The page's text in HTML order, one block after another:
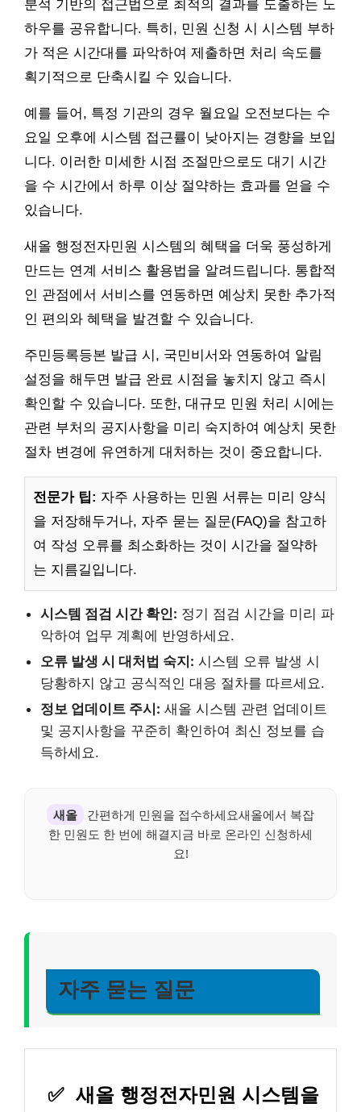
분석 기반의 접근법으로 최적의 결과를 도출하는 노
하우를 공유합니다. 특히, 민원 신청 시 시스템 부하
가 적은 시간대를 파악하여 제출하면 처리 속도를
획기적으로 단축시킬 수 있습니다.
예를 들어, 특정 기관의 경우 월요일 오전보다는 수
요일 오후에 시스템 접근률이 낮아지는 경향을 보입
니다. 이러한 미세한 시점 조절만으로도 대기 시간
을 수 시간에서 하루 이상 절약하는 효과를 얻을 수
있습니다.
새올 행정전자민원 시스템의 혜택을 더욱 풍성하게
만드는 연계 서비스 활용법을 알려드립니다. 통합적
인 관점에서 서비스를 연동하면 예상치 못한 추가적
인 편의와 혜택을 발견할 수 있습니다.
주민등록등본 발급 시, 국민비서와 연동하여 알림
설정을 해두면 발급 완료 시점을 놓치지 않고 즉시
확인할 수 있습니다. 또한, 대규모 민원 처리 시에는
관련 부처의 공지사항을 미리 숙지하여 예상치 못한
절차 변경에 유연하게 대처하는 것이 중요합니다.
전문가 팁: 자주 사용하는 민원 서류는 미리 양식
을 저장해두거나, 자주 묻는 질문(FAQ)을 참고하
여 작성 오류를 최소화하는 것이 시간을 절약하
는 지름길입니다.
시스템 점검 시간 확인: 정기 점검 시간을 미리 파
악하여 업무 계획에 반영하세요.
오류 발생 시 대처법 숙지: 시스템 오류 발생 시
당황하지 않고 공식적인 대응 절차를 따르세요.
정보 업데이트 주시: 새올 시스템 관련 업데이트
및 공지사항을 꾸준히 확인하여 최신 정보를 습
득하세요.
새올
간편하게 민원을 접수하세요새올에서 복잡
한 민원도 한 번에 해결지금 바로 온라인 신청하세
요!
자주 묻는 질문
✅ 새올 행정전자민원 시스템을